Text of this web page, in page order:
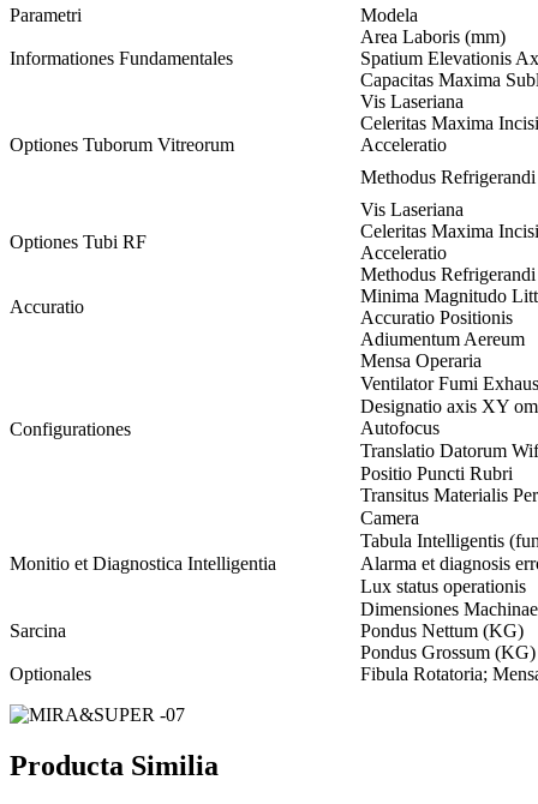
Parametri Modela
Informationes Fundamentales
Area Laboris (mm)
Spatium Elevationis
Capacitas Maxima
Optiones Tuborum Vitreorum
Vis Laseriana
Celeritas Maxima
Acceleratio
Methodus Refrigerandi
Optiones Tubi RF
Vis Laseriana
Celeritas Maxima
Acceleratio
Methodus Refrigerandi
Accuratio
Minima Magnitudo
Accuratio Positionis
Configurationes
Adiumentum Aereum
Mensa Operaria
Ventilator Fumi
Designatio axis XY
Autofocus
Translatio Datorum
Positio Puncti Rubri
Transitus Materialis
Camera
Monitio et Diagnostica Intelligentia
Tabula Intelligentis
Alarma et diagnosis
Lux status operationis
Sarcina
Dimensiones
Pondus Nettum (KG)
Pondus Grossum (KG)
Optionales
Fibula Rotatoria;
Producta Similia